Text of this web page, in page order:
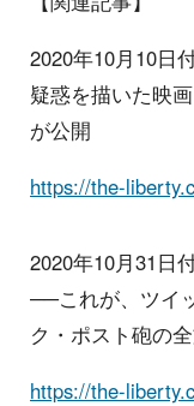
2020年10月10日
疑惑を描いた映
が公開
https://the-
2020年10月31日
──これが、ツイ
ク・ポスト砲の
https://the-